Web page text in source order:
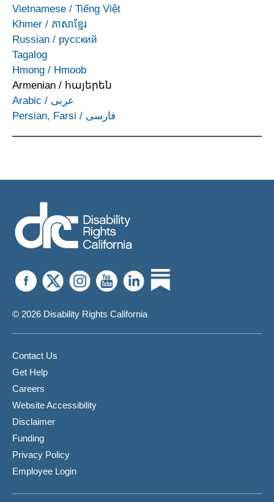
Vietnamese / Tiếng Việt
Khmer / ភាសាខ្មែរ
Russian / русский
Tagalog
Hmong / Hmoob
Armenian / հայերեն
Arabic / عربى
Persian, Farsi / فارسی
© 2026 Disability Rights California
Contact Us
Get Help
Careers
Website Accessibility
Disclaimer
Funding
Privacy Policy
Employee Login